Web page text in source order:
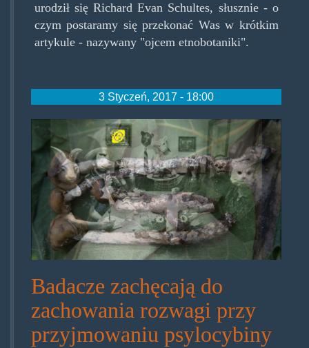
urodził się Richard Evan Schultes, słusznie - o
czym postaramy się przekonać Was w krótkim
artykule - nazywany "ojcem etnobotaniki".
3 Styczeń, 2017 - 18:00
badtrip.jpg
Badacze zachęcają do
zachowania rozwagi przy
przyjmowaniu psylocybiny